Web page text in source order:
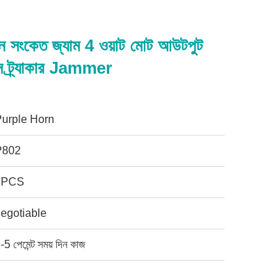
সংকেত জ্যাম 4 ওয়াট মোট আউটপুট
ট্র্যাকার Jammer
Horn
5 পেমেন্ট সময় দিন কাজ